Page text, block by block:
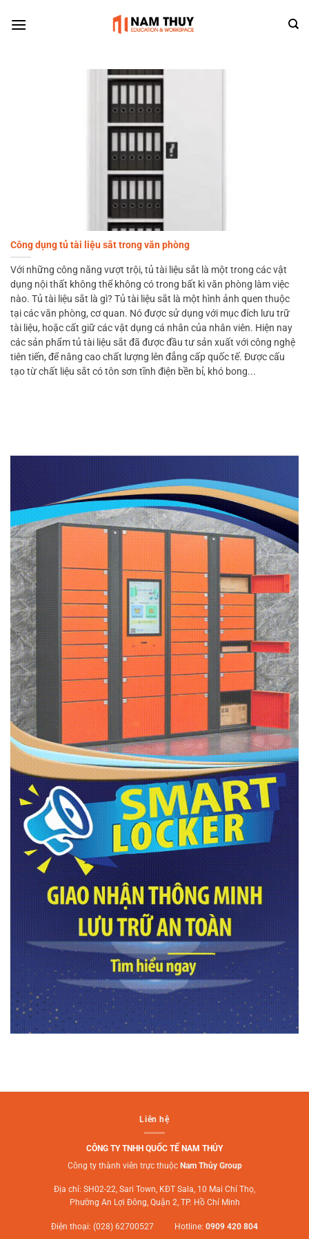
Công dụng tủ tài liệu sắt trong văn phòng
Với những công năng vượt trội, tủ tài liệu sắt là một trong các vật
dụng nội thất không thể không có trong bất kì văn phòng làm việc
nào. Tủ tài liệu sắt là gì? Tủ tài liệu sắt là một hình ảnh quen thuộc
tại các văn phòng, cơ quan. Nó được sử dụng với mục đích lưu trữ
tài liệu, hoặc cất giữ các vật dụng cá nhân của nhân viên. Hiện nay
các sản phẩm tủ tài liệu sắt đã được đầu tư sản xuất với công nghệ
tiên tiến, để nâng cao chất lượng lên đẳng cấp quốc tế. Được cấu
tạo từ chất liệu sắt có tôn sơn tĩnh điện bền bỉ, khó bong...
Liên hệ
CÔNG TY TNHH QUỐC TẾ NAM THỦY
Công ty thành viên trực thuộc Nam Thủy Group
Địa chỉ: SH02-22, Sari Town, KĐT Sala, 10 Mai Chí Thọ,
Phường An Lợi Đông, Quận 2, TP. Hồ Chí Minh
Điện thoại: (028) 62700527 Hotline: 0909 420 804